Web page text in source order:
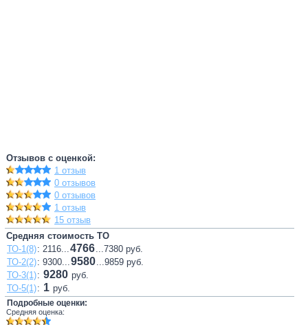
Отзывов с оценкой:
1 отзыв
0 отзывов
0 отзывов
1 отзыв
15 отзыв
Средняя стоимость ТО
ТО-1(8): 2116...4766...7380 руб.
ТО-2(2): 9300...9580...9859 руб.
ТО-3(1): 9280 руб.
ТО-5(1): 1 руб.
Подробные оценки:
Средняя оценка: